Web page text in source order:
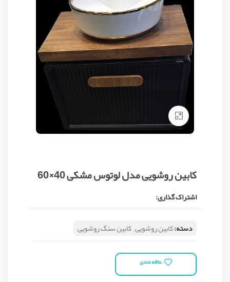
کابین روشویی مدل لوتوس مشکی 40×60
اشتراک گذاری:
دسته:کابین روشویی,کابین سنگ روشویی
علاقه مندی